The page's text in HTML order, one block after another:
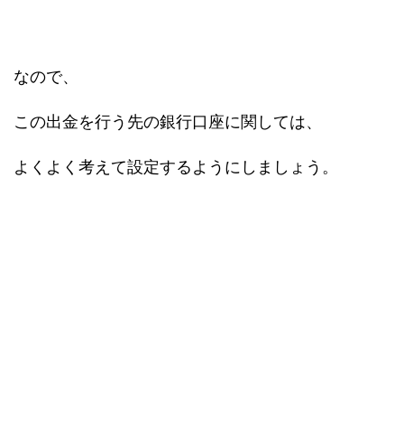
なので、
この出金を行う先の銀行口座に関しては、
よくよく考えて設定するようにしましょう。